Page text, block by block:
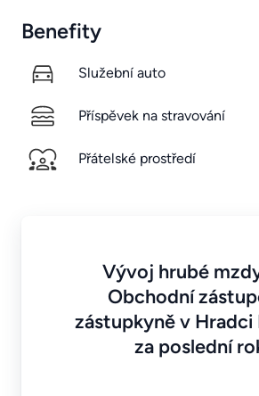
Benefity
Služební auto
Příspěvek na stravování
Přátelské prostředí
Vývoj hrubé
Obchodní
zástupkyně v Hradci
za poslední